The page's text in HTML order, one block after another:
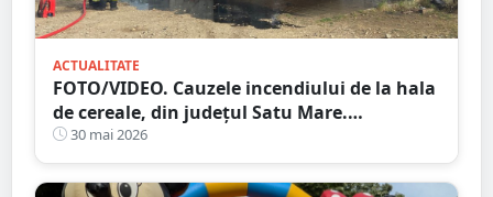
ACTUALITATE
FOTO/VIDEO. Cauzele incendiului de la hala
de cereale, din județul Satu Mare.
Intervenție riscantă pentru pompieri. Ce
distrugeri au rezultat
30 mai 2026